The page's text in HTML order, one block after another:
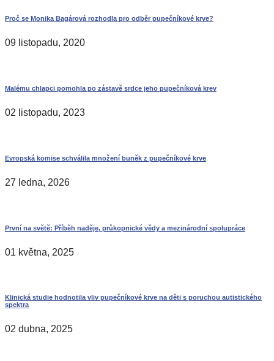
Proč se Monika Bagárová rozhodla pro odběr pupečníkové krve?
09 listopadu, 2020
Malému chlapci pomohla po zástavě srdce jeho pupečníková krev
02 listopadu, 2023
Evropská komise schválila množení buněk z pupečníkové krve
27 ledna, 2026
První na světě: Příběh naděje, průkopnické vědy a mezinárodní spolupráce
01 května, 2025
Klinická studie hodnotila vliv pupečníkové krve na děti s poruchou autistického
spektra
02 dubna, 2025